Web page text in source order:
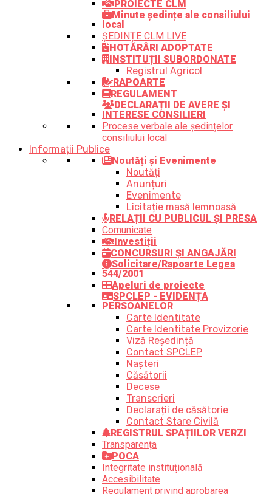
PROIECTE CLM
Minute ședințe ale consiliului
local
ȘEDINȚE CLM LIVE
HOTĂRÂRI ADOPTATE
INSTITUȚII SUBORDONATE
Registrul Agricol
RAPOARTE
REGULAMENT
DECLARAȚII DE AVERE ȘI
INTERESE CONSILIERI
Procese verbale ale ședințelor
consiliului local
Informații Publice
Noutăți și Evenimente
Noutăți
Anunțuri
Evenimente
Licitație masă lemnoasă
RELAȚII CU PUBLICUL ȘI PRESA
Comunicate
Investiții
CONCURSURI ȘI ANGAJĂRI
Solicitare/Rapoarte Legea
544/2001
Apeluri de proiecte
SPCLEP - EVIDENȚA
PERSOANELOR
Carte Identitate
Carte Identitate Provizorie
Viză Reședință
Contact SPCLEP
Nașteri
Căsătorii
Decese
Transcrieri
Declarații de căsătorie
Contact Stare Civilă
REGISTRUL SPAȚIILOR VERZI
Transparența
POCA
Integritate instituțională
Accesibilitate
Regulament privind aprobarea